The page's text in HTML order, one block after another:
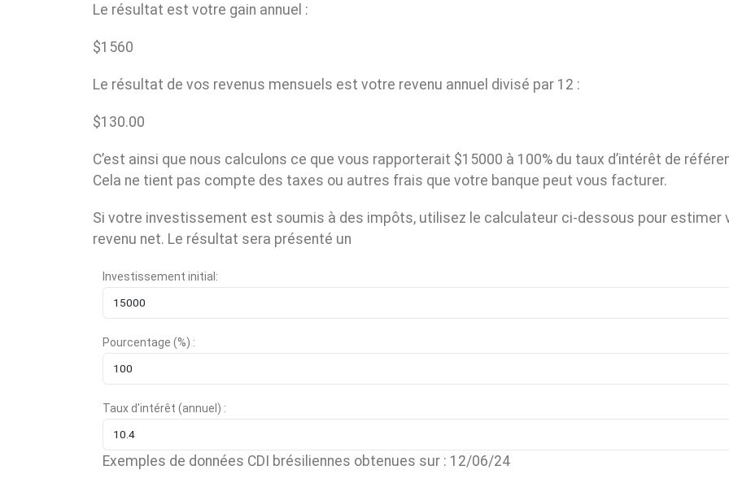
Le résultat est votre gain annuel :
$1560
Le résultat de vos revenus mensuels est votre revenu annuel divisé par 12 :
$130.00
C’est ainsi que nous calculons ce que vous rapporterait $15000 à 100% du taux d’intérêt de
Cela ne tient pas compte des taxes ou autres frais que votre banque peut vous facturer.
Si votre investissement est soumis à des impôts, utilisez le calculateur ci-dessous pour estimer
revenu net. Le résultat sera présenté un
Investissement initial:
Pourcentage (%) :
Taux d'intérêt (annuel) :
Exemples de données CDI brésiliennes obtenues sur : 12/06/24